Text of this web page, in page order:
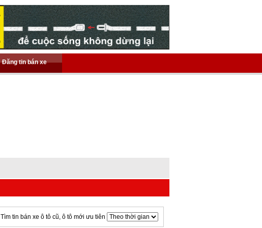
Đăng tin bán xe
Tìm tin bán xe ô tô cũ, ô tô mới ưu tiên